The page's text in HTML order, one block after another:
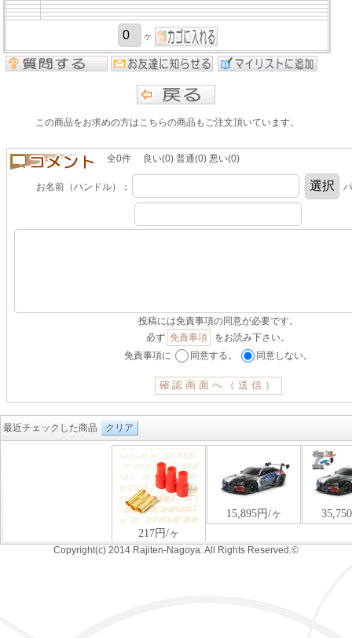
ヶ
この商品をお求めの方はこちらの商品もご注文頂いています。
全0件 良い(0) 普通(0) 悪い(0)
お名前（ハンドル）：
投稿には免責事項の同意が必要です。
必ず 免責事項
をお読み下さい。
免責事項に
同意する。 同意しない。
最近チェックした商品 クリア
Copyright(c) 2014 Rajiten-Nagoya. All Rights Reserved.©